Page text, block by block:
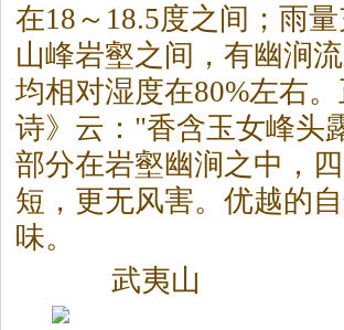
在18～18.5度之间；雨
山峰岩壑之间，有幽涧
均相对湿度在80%左右
诗》云："香含玉女峰头
部分在岩壑幽涧之中，
短，更无风害。优越的
味。
武夷山